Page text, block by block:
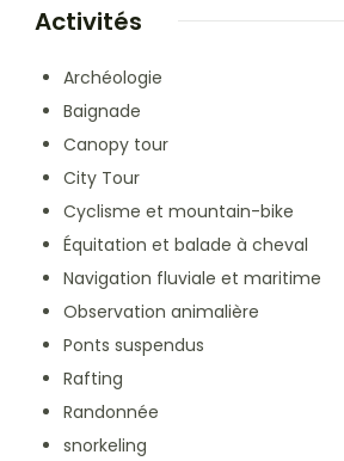
Activités
Archéologie
Baignade
Canopy tour
City Tour
Cyclisme et mountain-bike
Équitation et balade à cheval
Navigation fluviale et maritime
Observation animalière
Ponts suspendus
Rafting
Randonnée
snorkeling